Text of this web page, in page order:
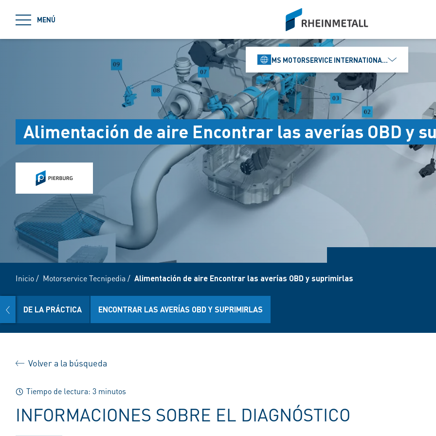
MENÚ
siteLogo
MS MOTORSERVICE INTERNATIONAL GMBH
Alimentación de aire Encontrar las averías OBD y
Inicio/ Motorservice Tecnipedia / Alimentación de aire Encontrar las averías OBD y suprimirlas
prev DE LA PRÁCTICA ENCONTRAR LAS AVERÍAS OBD Y SUPRIMIRLAS
Volver a la búsqueda
Tiempo de lectura: 3 minutos
INFORMACIONES SOBRE EL DIAGNÓSTICO